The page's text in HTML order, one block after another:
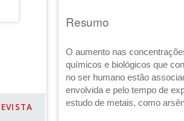
Resumo
O aumento nas
químicos e biológicos que
no ser humano estão
envolvida e pelo tempo de
estudo de metais, como